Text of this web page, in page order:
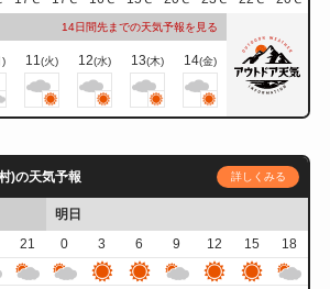
14日間先までの天気予報を見る
) 11(火) 12(水) 13(木) 14(金)
)の天気予報 詳しくみる
明日
21 0 3 6 9 12 15
18